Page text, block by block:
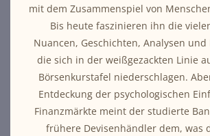
mit dem Zusammenspiel von
Bis heute faszinieren ihn die
Nuancen, Geschichten, Analysen
die sich in der weißgezackten Linie
Börsenkurstafel niederschlagen.
Entdeckung der psychologischen
Finanzmärkte meint der studierte
frühere Devisenhändler dem, was